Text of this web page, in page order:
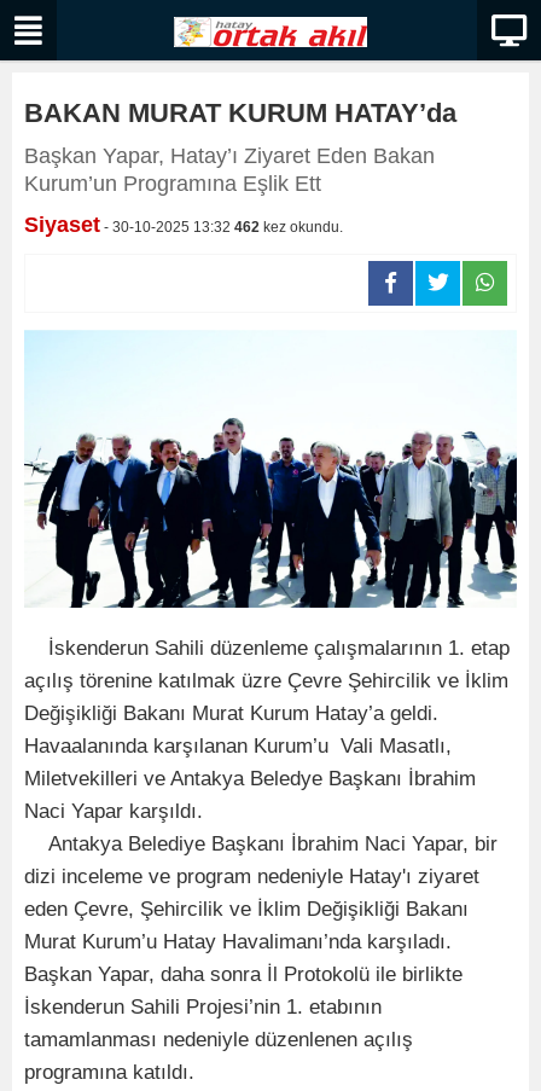
BAKAN MURAT KURUM HATAY’da
Başkan Yapar, Hatay’ı Ziyaret Eden Bakan
Kurum’un Programına Eşlik Ett
Siyaset - 30-10-2025 13:32 462 kez okundu.
İskenderun Sahili düzenleme çalışmalarının 1. etap
açılış törenine katılmak üzre Çevre Şehircilik ve İklim
Değişikliği Bakanı Murat Kurum Hatay’a geldi.
Havaalanında karşılanan Kurum’u Vali Masatlı,
Miletvekilleri ve Antakya Beledye Başkanı İbrahim
Naci Yapar karşıldı.
Antakya Belediye Başkanı İbrahim Naci Yapar, bir
dizi inceleme ve program nedeniyle Hatay'ı ziyaret
eden Çevre, Şehircilik ve İklim Değişikliği Bakanı
Murat Kurum’u Hatay Havalimanı’nda karşıladı.
Başkan Yapar, daha sonra İl Protokolü ile birlikte
İskenderun Sahili Projesi’nin 1. etabının
tamamlanması nedeniyle düzenlenen açılış
programına katıldı.